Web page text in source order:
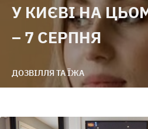
У КИЄВІ НА
– 7 СЕРПНЯ
ДОЗВІЛЛЯ ТА ЇЖА